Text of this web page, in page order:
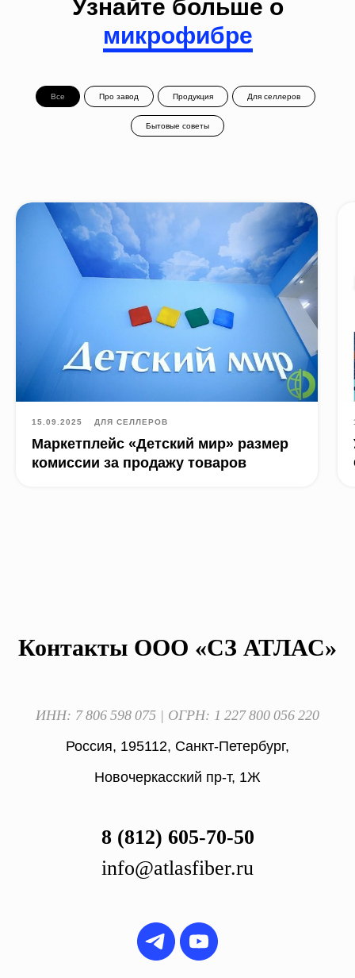
Узнайте больше о
микрофибре
Все Про завод Продукция Для селлеров
Бытовые советы
15.09.2025 ДЛЯ СЕЛЛЕРОВ
Маркетплейс «Детский мир» размер
комиссии за продажу товаров
Контакты ООО «СЗ АТЛАС»
ИНН: 7 806 598 075 | ОГРН: 1 227 800 056 220
Россия, 195112, Санкт-Петербург,
Новочеркасский пр-т, 1Ж
8 (812) 605-70-50
info@atlasfiber.ru